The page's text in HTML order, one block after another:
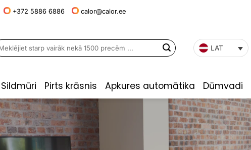
+372 5886 6886 calor@calor.ee
LAT
Sildmūri Pirts krāsnis Apkures automātika Dūmvadi